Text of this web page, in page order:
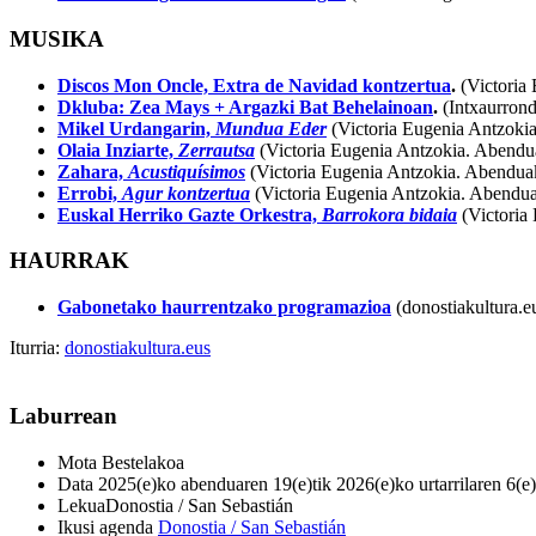
MUSIKA
Discos Mon Oncle, Extra de Navidad kontzertua. (Victoria
Dkluba: Zea Mays + Argazki Bat Behelainoan.
Mikel Urdangarin, Mundua Eder(Victoria Eugenia
Olaia Inziarte, Zerrautsa (Victoria Eugenia Antzokia.
Zahara, Acustiquísimos (Victoria Eugenia Antzokia.
Errobi, Agur kontzertua (Victoria Eugenia Antzokia.
Euskal Herriko Gazte Orkestra, Barrokora bidaia (Victoria
HAURRAK
Gabonetako haurrentzako programazioa
Iturria: donostiakultura.eus
Laburrean
Mota Bestelakoa
Data 2025(e)ko abenduaren 19(e)tik 2026(e)ko urtarrilaren
LekuaDonostia / San Sebastián
Ikusi agenda Donostia / San Sebastián